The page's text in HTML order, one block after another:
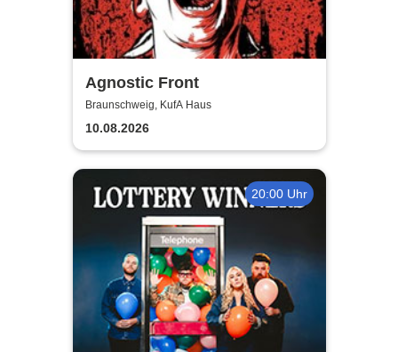
Agnostic Front
Braunschweig, KufA Haus
10.08.2026
20:00 Uhr